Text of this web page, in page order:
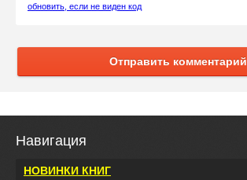
обновить, если не виден код
Отправить комментарий
Навигация
НОВИНКИ КНИГ